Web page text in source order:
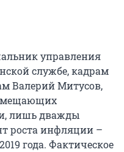
управления
службе, кадрам
Валерий Митусов,
лишь дважды
роста инфляции –
года. Фактическое